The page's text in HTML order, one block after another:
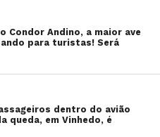
Condor Andino, a maior ave
para turistas! Será
dentro do avião
queda, em Vinhedo, é